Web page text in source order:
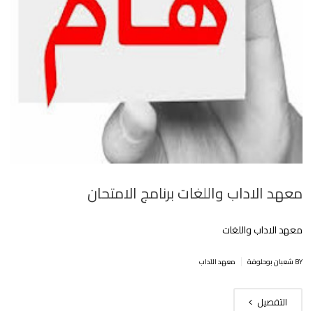
معهد الاداب واللغات برنامج الامتحان
معهد الاداب واللغات
BY شعبان بوحلوفة معهد الآداب
التفصيل